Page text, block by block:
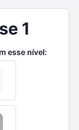
1
esse nível: